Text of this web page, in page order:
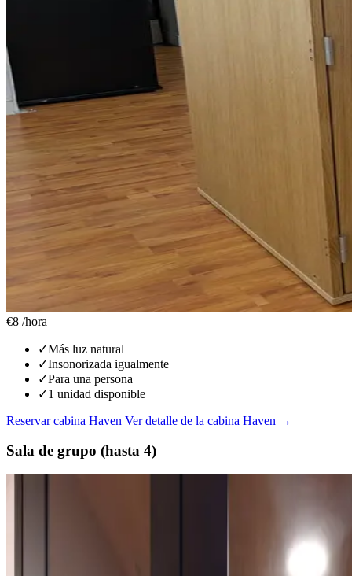
€8 /hora
✓Más luz natural
✓Insonorizada igualmente
✓Para una persona
✓1 unidad disponible
Reservar cabina Haven Ver detalle de la cabina Haven →
Sala de grupo (hasta 4)